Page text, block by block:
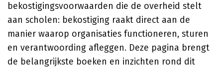
bekostigingsvoorwaarden die de overheid stelt
aan scholen: bekostiging raakt direct aan de
manier waarop organisaties functioneren, sturen
en verantwoording afleggen. Deze pagina brengt
de belangrijkste boeken en inzichten rond dit